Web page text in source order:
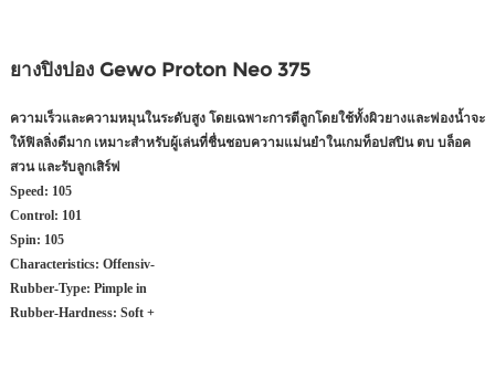
ยางปิงปอง Gewo Proton Neo 375
ความเร็วและความหมุนในระดับสูง โดยเฉพาะการตีลูกโดยใช้ทั้งผิวยางและฟองน้ำจะ
ให้ฟิลลิ่งดีมาก เหมาะสำหรับผู้เล่นที่ชื่นชอบความแม่นยำในเกมท็อปสปิน ตบ บล็อค
สวน และรับลูกเสิร์ฟ
Speed: 105
Control: 101
Spin: 105
Characteristics: Offensiv-
Rubber-Type: Pimple in
Rubber-Hardness: Soft +